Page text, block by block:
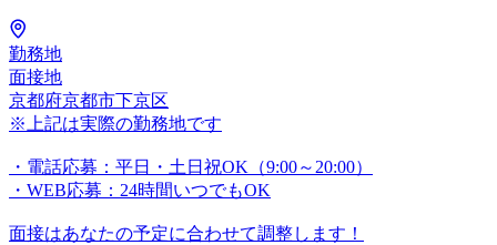
勤務地
面接地
京都府京都市下京区
※上記は実際の勤務地です
・電話応募：平日・土日祝OK（9:00～20:00）
・WEB応募：24時間いつでもOK
面接はあなたの予定に合わせて調整します！